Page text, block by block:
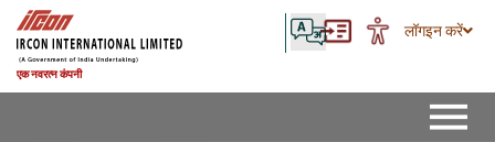
एक नवरत्न कंपनी
लॉगइन करें